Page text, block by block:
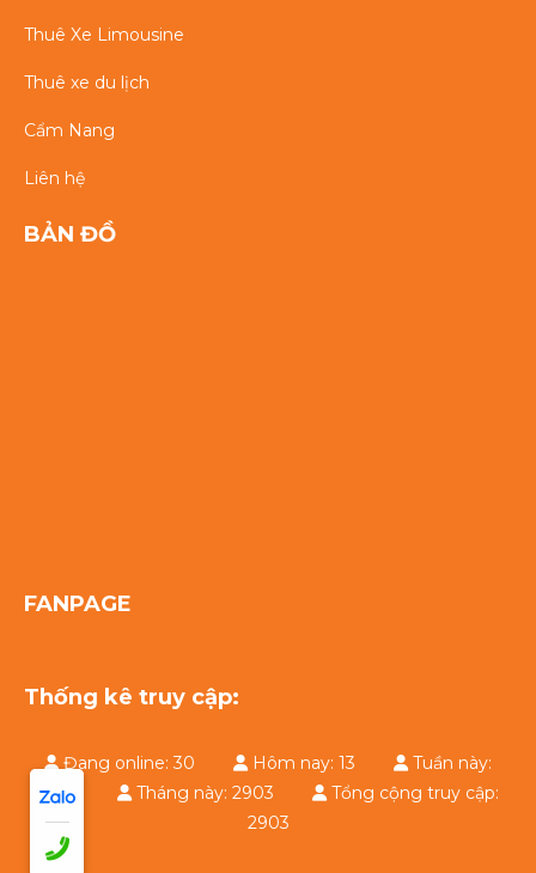
Thuê Xe Limousine
Thuê xe du lịch
Cẩm Nang
Liên hệ
BẢN ĐỒ
FANPAGE
Thống kê truy cập:
Đang online: 30 Hôm nay: 13
Tuần này:
2903
Tháng này: 2903
Tổng cộng truy cập:
2903